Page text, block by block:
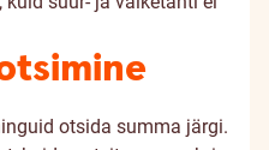
otsida summa järgi.